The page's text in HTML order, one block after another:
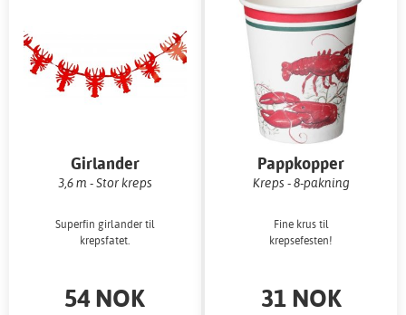
Girlander
3,6 m - Stor kreps
Superfin girlander til
krepsfatet.
54 NOK
Pappkopper
Kreps - 8-pakning
Fine krus til
krepsefesten!
31 NOK